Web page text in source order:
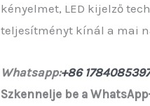
kényelmet, LED kijelző
teljesítményt kínál a mai
Whatsapp:+86
Szkennelje be a